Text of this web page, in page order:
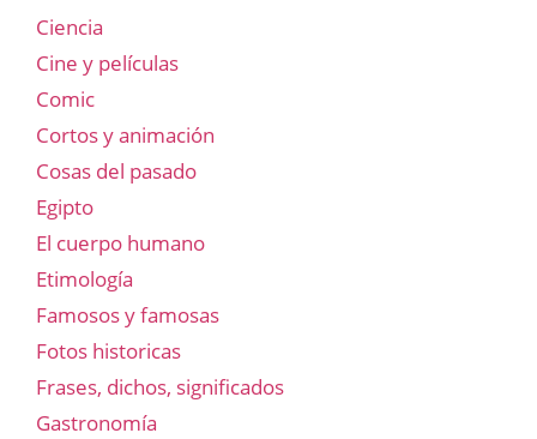
Ciencia
Cine y películas
Comic
Cortos y animación
Cosas del pasado
Egipto
El cuerpo humano
Etimología
Famosos y famosas
Fotos historicas
Frases, dichos, significados
Gastronomía